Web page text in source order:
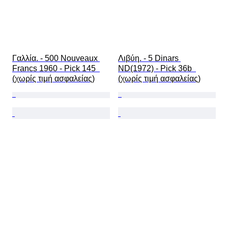
Γαλλία. - 500 Nouveaux
Francs 1960 - Pick 145
(χωρίς τιμή ασφαλείας)
Λιβύη. - 5 Dinars
ND(1972) - Pick 36b
(χωρίς τιμή ασφαλείας)